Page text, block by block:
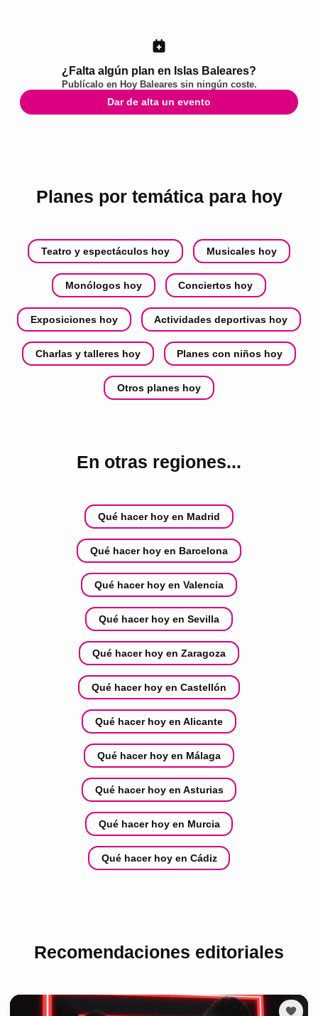
¿Falta algún plan en Islas Baleares?
Publícalo en Hoy Balearessin ningún coste.
Dar de alta un evento
Planes por temática para hoy
Teatro y espectáculos hoy Musicales hoy
Monólogos hoy Conciertos hoy
Exposiciones hoy Actividades deportivas hoy
Charlas y talleres hoy Planes con niños hoy
Otros planes hoy
En otras regiones...
Qué hacer hoy en Madrid
Qué hacer hoy en Barcelona
Qué hacer hoy en Valencia
Qué hacer hoy en Sevilla
Qué hacer hoy en Zaragoza
Qué hacer hoy en Castellón
Qué hacer hoy en Alicante
Qué hacer hoy en Málaga
Qué hacer hoy en Asturias
Qué hacer hoy en Murcia
Qué hacer hoy en Cádiz
Recomendaciones editoriales